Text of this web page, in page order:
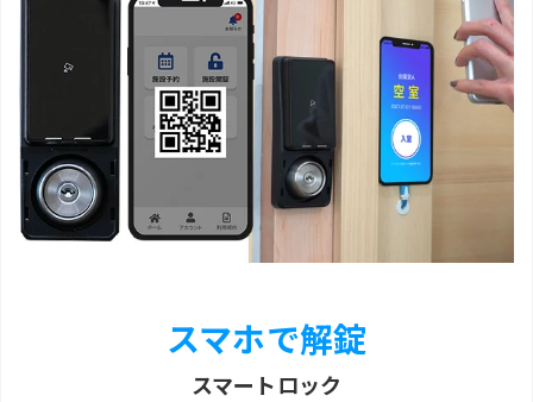
スマホで解錠
スマートロック